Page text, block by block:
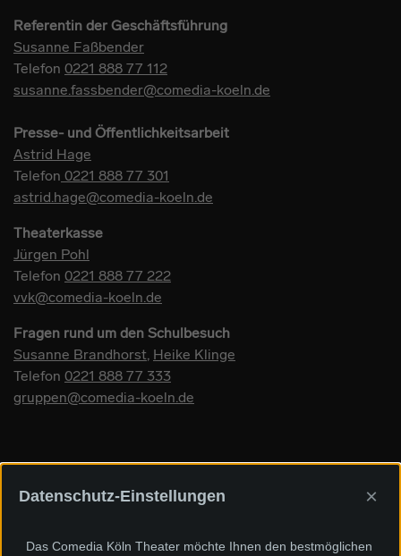
Referentin der Geschäftsführung
Susanne Faßbender
Telefon 0221 888 77 112
susanne.fassbender@comedia-koeln.de
Presse- und Öffentlichkeitsarbeit
Astrid Hage
Telefon 0221 888 77 301
astrid.hage@comedia-koeln.de
Theaterkasse
Jürgen Pohl
Telefon 0221 888 77 222
vvk@comedia-koeln.de
Fragen rund um den Schulbesuch
Susanne Brandhorst Heike Klinge
Telefon 0221 888 77 333
gruppen@comedia-koeln.de
Sponsoren und Förderer
Datenschutz-Einstellungen ×
Das Comedia Köln Theater möchte Ihnen den bestmöglichen